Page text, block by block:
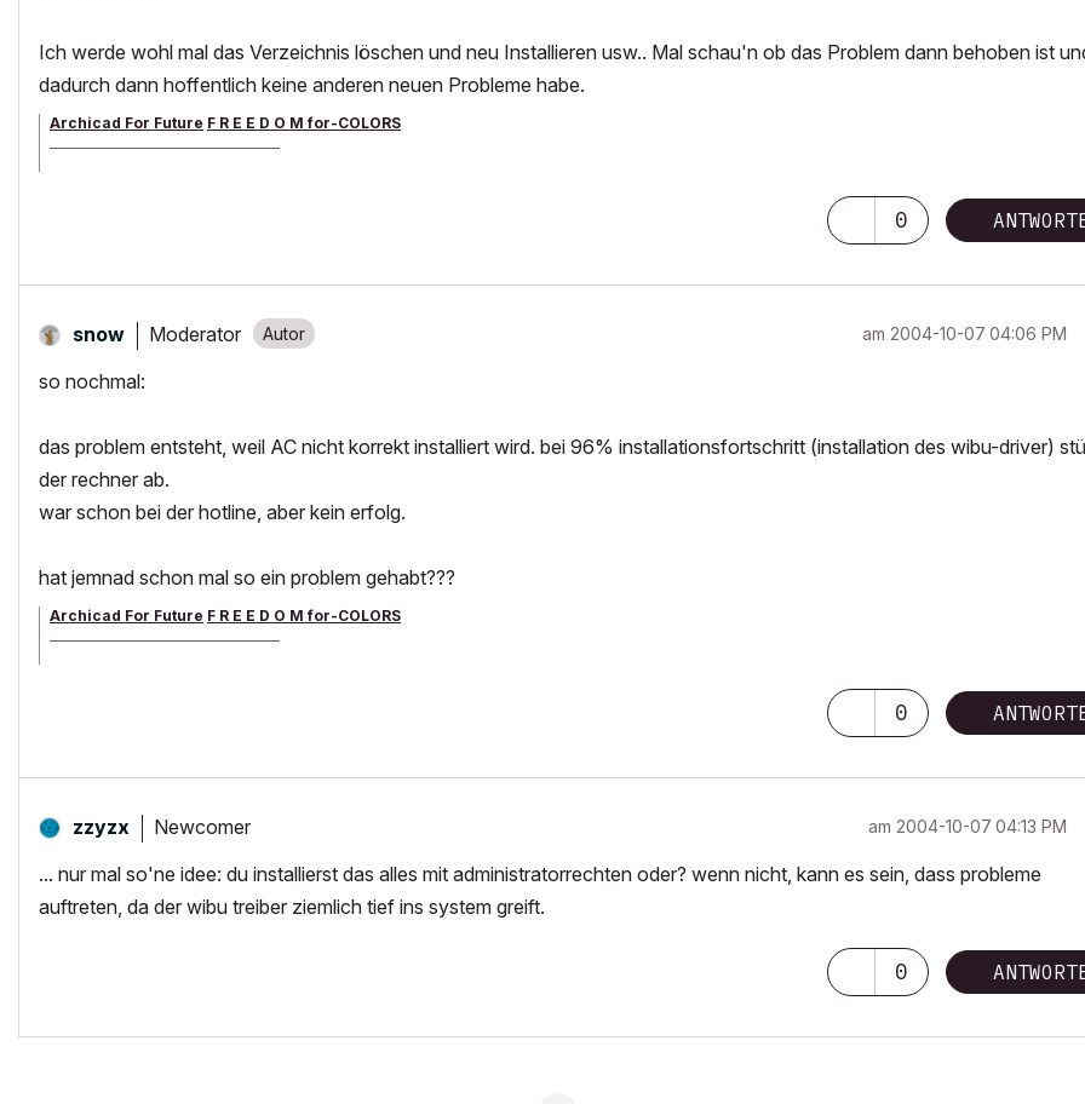
Ich werde wohl mal das Verzeichnis löschen und neu Installieren usw.. Mal schau'n ob das Problem dann behoben ist
dadurch dann hoffentlich keine anderen neuen Probleme habe.
Archicad For Future F R E E D O M for-COLORS
0
snow Moderator am ‎2004-10-07 04:06 PM
so nochmal:
das problem entsteht, weil AC nicht korrekt installiert wird. bei 96% installationsfortschritt (installation des wibu-driver)
der rechner ab.
war schon bei der hotline, aber kein erfolg.
hat jemnad schon mal so ein problem gehabt???
Archicad For Future F R E E D O M for-COLORS
0
zzyzx Newcomer am ‎2004-10-07 04:13 PM
... nur mal so'ne idee: du installierst das alles mit administratorrechten oder? wenn nicht, kann es sein, dass probleme
auftreten, da der wibu treiber ziemlich tief ins system greift.
0